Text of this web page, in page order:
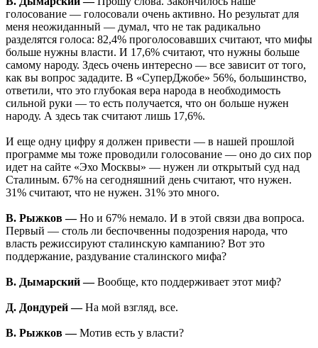
голосование — голосовали очень активно. Но результат для
меня неожиданный — думал, что не так радикально
разделятся голоса: 82,4% проголосовавших считают, что мифы
больше нужны власти. И 17,6% считают, что нужны больше
самому народу. Здесь очень интересно — все зависит от того,
как вы вопрос зададите. В «СуперДжобе» 56%, большинство,
ответили, что это глубокая вера народа в необходимость
сильной руки — то есть получается, что он больше нужен
народу. А здесь так считают лишь 17,6%.
И еще одну цифру я должен привести — в нашей прошлой
программе мы тоже проводили голосование — оно до сих пор
идет на сайте «Эхо Москвы» — нужен ли открытый суд над
Сталиным. 67% на сегодняшний день считают, что нужен.
31% считают, что не нужен. 31% это много.
В. Рыжков —Но и 67% немало. И в этой связи два вопроса.
Первый — столь ли беспочвенны подозрения народа, что
власть режиссируют сталинскую кампанию? Вот это
поддержание, раздувание сталинского мифа?
В. Дымарский —Вообще, кто поддерживает этот миф?
Д. Дондурей —На мой взгляд, все.
В. Рыжков —Мотив есть у власти?